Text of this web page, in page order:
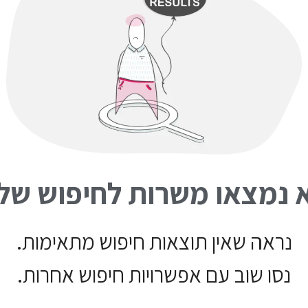
נמצאו משרות לחיפוש
נראה שאין תוצאות חיפוש מתאימות.
נסו שוב עם אפשרויות חיפוש אחרות.